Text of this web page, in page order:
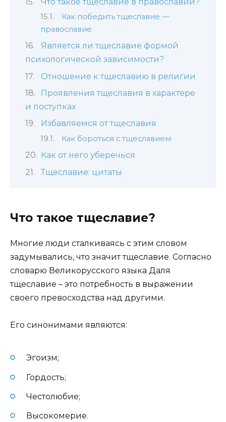
Как победить тщеславие —
православие
Является ли тщеславие формой
психологической зависимости?
Отношение к тщеславию в религии
Проявления тщеславия в характере
и поступках
Избавляемся от тщеславия
Как бороться с тщеславием
Как от него уберечься
Тщеславие: цитаты
Что такое тщеславие?
Многие люди сталкиваясь с этим словом
задумывались, что значит тщеславие. Согласно
словарю Великорусского языка Даля
тщеславие – это потребность в выражении
своего превосходства над другими.
Его синонимами являются:
Эгоизм;
Гордость;
Честолюбие;
Высокомерие.